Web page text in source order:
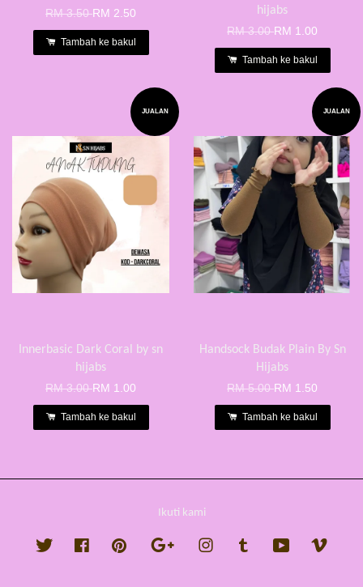
RM 3.50RM 2.50
Tambah ke bakul
hijabs
RM 3.00RM 1.00
Tambah ke bakul
JUALAN
Innerbasic Dark Coral by sn
hijabs
RM 3.00RM 1.00
Tambah ke bakul
JUALAN
Handsock Budak Plain By Sn
Hijabs
RM 5.00RM 1.50
Tambah ke bakul
Ikuti kami
Twitter FacebookPinterest Google InstagramTumblr YouTube